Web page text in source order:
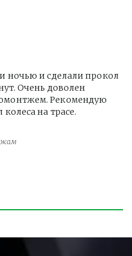
ночью и сделали прокол
Очень доволен
Рекомендую
на трасе.